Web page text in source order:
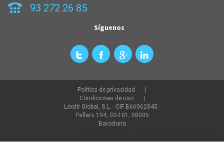
93 272 26 85
Síguenos
Política de privacidad
Condiciones de uso
Lexdir Global, S.L. - CIF B66062845 -
Pallars 194, 02-101, 08005
Barcelona